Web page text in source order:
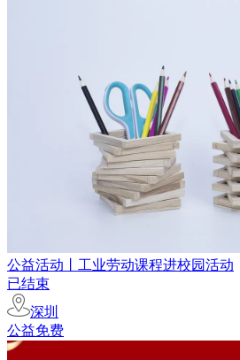
公益活动丨工业劳动课程进校园活动
已结束
深圳
公益免费